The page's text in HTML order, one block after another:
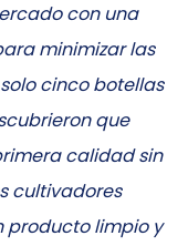
con una
minimizar las
cinco botellas
que
calidad sin
cultivadores
producto limpio y